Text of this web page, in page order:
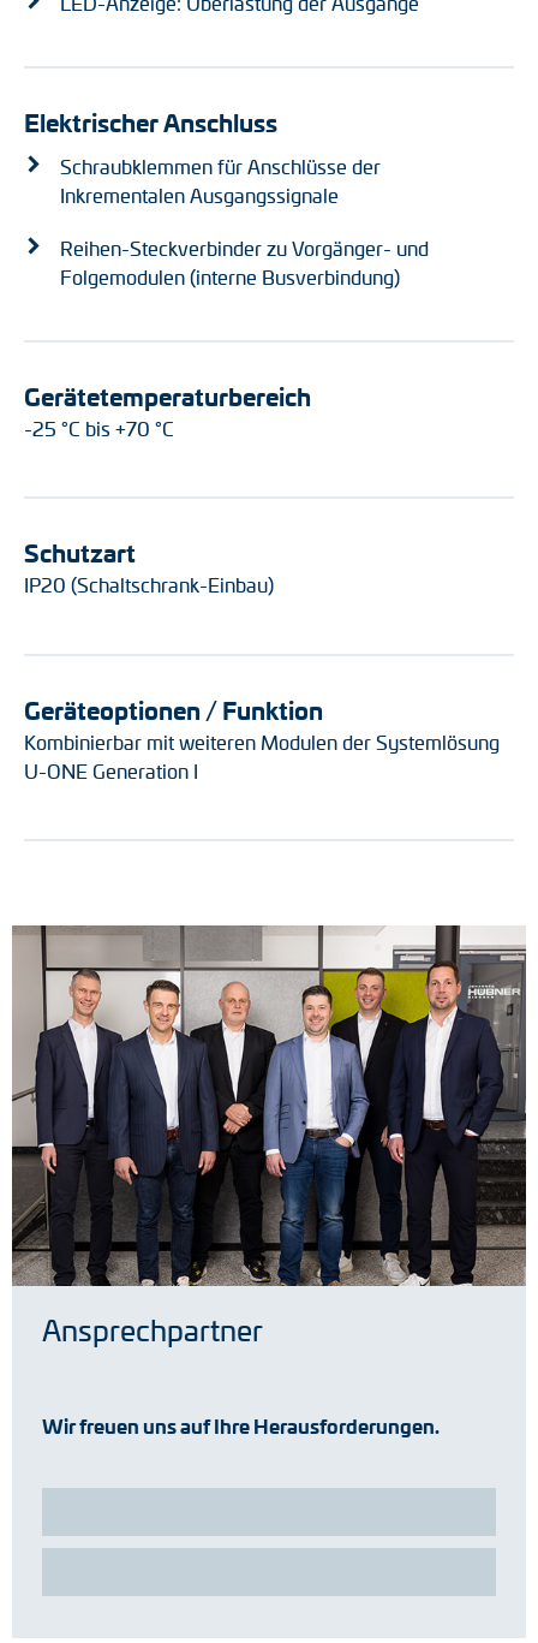
Elektrischer Anschluss
Schraubklemmen für Anschlüsse der
Inkrementalen Ausgangssignale
Reihen-Steckverbinder zu Vorgänger- und
Folgemodulen (interne Busverbindung)
Gerätetemperaturbereich
-25 °C bis +70 °C
Schutzart
IP20 (Schaltschrank-Einbau)
Geräteoptionen / Funktion
Kombinierbar mit weiteren Modulen der Systemlösung
U-ONE Generation I
Ansprechpartner
Wir freuen uns auf Ihre Herausforderungen.